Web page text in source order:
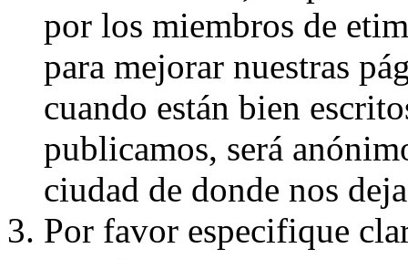
por los miembros de
para mejorar nuestras
cuando están bien
publicamos, será
ciudad de donde nos
Por favor especifique